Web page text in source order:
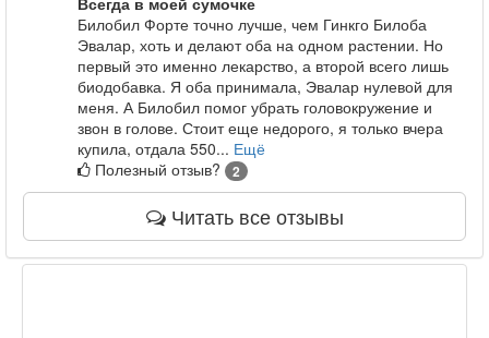
Билобил Форте точно лучше, чем Гинкго Билоба
Эвалар, хоть и делают оба на одном растении. Но
первый это именно лекарство, а второй всего лишь
биодобавка. Я оба принимала, Эвалар нулевой для
меня. А Билобил помог убрать головокружение и
звон в голове. Стоит еще недорого, я только вчера
купила, отдала 550... Ещё
Полезный отзыв?
2
Читать все отзывы